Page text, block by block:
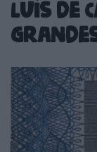
Luís de